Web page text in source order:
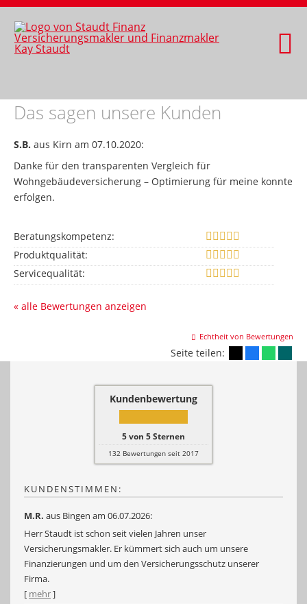
Das sagen unsere Kunden
S.B. aus Kirn am 07.10.2020:
Danke für den transparenten Vergleich für
Wohngebäudeversicherung – Optimierung für meine konnte
erfolgen.
Beratungskompetenz:
Produktqualität:
Servicequalität:
« alle Bewertungen anzeigen
Echtheit von Bewertungen
Seite teilen:
Kundenbewertung
5von 5Sternen
132 Bewertungen seit 2017
KUNDENSTIMMEN:
M.R. aus Bingen am 06.07.2026:
Herr Staudt ist schon seit vielen Jahren unser
Versicherungsmakler. Er kümmert sich auch um unsere
Finanzierungen und um den Versicherungsschutz unserer
Firma.
[ mehr]